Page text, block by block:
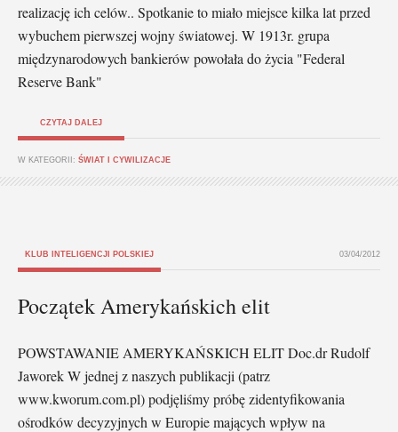
realizację ich celów.. Spotkanie to miało miejsce kilka lat przed
wybuchem pierwszej wojny światowej. W 1913r. grupa
międzynarodowych bankierów powołała do życia "Federal
Reserve Bank"
CZYTAJ DALEJ
W KATEGORII: ŚWIAT I CYWILIZACJE
KLUB INTELIGENCJI POLSKIEJ 03/04/2012
Początek Amerykańskich elit
POWSTAWANIE AMERYKAŃSKICH ELIT Doc.dr Rudolf
Jaworek W jednej z naszych publikacji (patrz
www.kworum.com.pl) podjęliśmy próbę zidentyfikowania
ośrodków decyzyjnych w Europie mających wpływ na